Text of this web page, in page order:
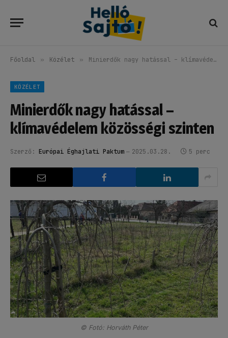
Főoldal » Közélet » Minierdők nagy hatással – klímavédelem közösségi szinten
KÖZÉLET
Minierdők nagy hatással –
klímavédelem közösségi szinten
Szerző: Európai Éghajlati Paktum 2025.03.28. 5 perc
© Fotó: Horváth Péter